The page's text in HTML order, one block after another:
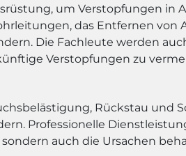
um Verstopfungen in
das Entfernen von
Die Fachleute werden
Verstopfungen zu
Rückstau und
Professionelle
auch die Ursachen